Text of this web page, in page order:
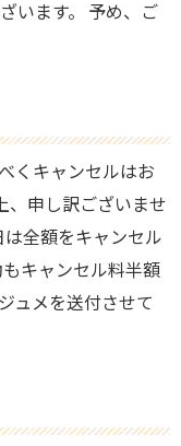
います。 予め、ご
くキャンセルはお
、申し訳ございませ
全額をキャンセル
キャンセル料半額
ュメを送付させて